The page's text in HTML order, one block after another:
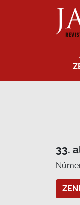
33.